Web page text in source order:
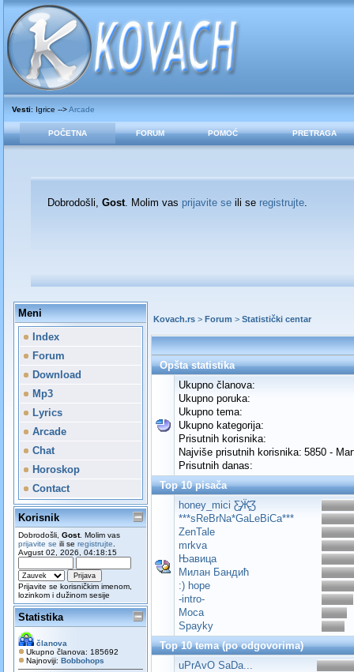
Vesti: Igrice -->Arcade
POČETNA FORUM POMOĆ PRETRAGA
Dobrodošli, Gost. Molim vas prijavite seili se registrujte.
Meni
Index
Forum
Download
Mp3
Lyrics
Arcade
Chat
Horoskop
Contact
Korisnik
Dobrodošli, Gost. Molim vas
prijavite se ili se registrujte
Avgust 02, 2026, 04:18:15
Prijavite se korisničkim imenom,
lozinkom i dužinom sesije
Statistika
članova
Ukupno članova: 185692
Najnoviji: Bobbohops
Kovach.rs> Forum > Statistički centar
Opšta statistika
Ukupno članova:
Ukupno poruka:
Ukupno tema:
Ukupno kategorija:
Prisutnih korisnika:
Najviše prisutnih korisnika: 5850 -
Prisutnih danas:
Top 10 pisača
honey_mici Ƹ̵̡Ӝ̵̨̄Ʒ
***sReBrNa*GaLeBiCa***
ZenTale
mrkva
Њавица
Милан Бандић
:) hope
-intro-
Moca
Spayky
Top 10 tema (po odgovorima)
uPrAvO SaDa...